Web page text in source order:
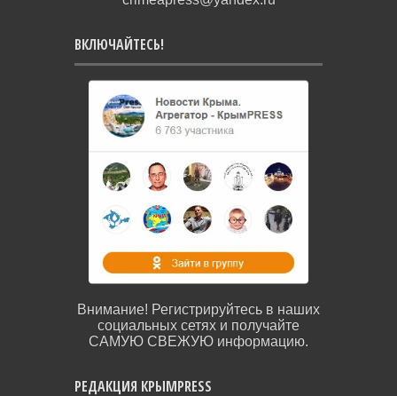
ВКЛЮЧАЙТЕСЬ!
Внимание! Регистрируйтесь в наших
социальных сетях и получайте
САМУЮ СВЕЖУЮ информацию.
РЕДАКЦИЯ КРЫМPRESS